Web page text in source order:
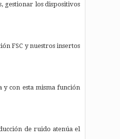
gestionar los dispositivos
FSC y nuestros insertos
con esta misma función
de ruido atenúa el